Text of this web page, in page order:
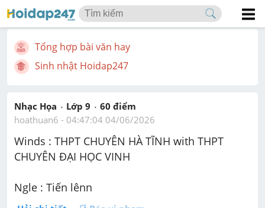
Tổng hợp bài văn hay
Sinh nhật Hoidap247
Nhạc Họa Lớp 9 60 điểm
hoathuan6 - 04:47:04 04/06/2026
Winds : THPT CHUYÊN HÀ TĨNH with THPT
CHUYÊN ĐẠI HỌC VINH
Ngle : Tiến lênn